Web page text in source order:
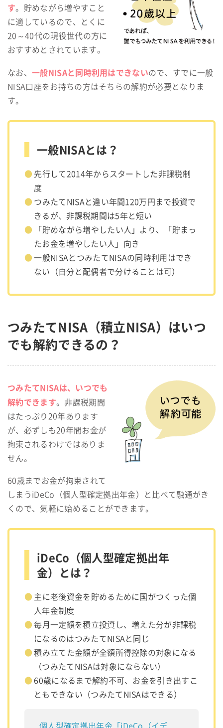
す。貯めながら増やすこと
に適しているので、とくに
20～40代の現役世代の方に
おすすめとされています。
なお、 一般NISAと同時利用はできないので、すでに一般
NISA口座をお持ちの方はそちらの解約が必要となりま
す。
一般NISAとは？
先行して2014年からスタートした非課税制
度
つみたてNISAと違い年間120万円まで投資で
きるが、非課税期間は5年と短い
「貯めながら増やしたい人」より、「貯まっ
たお金を増やしたい人」向き
一般NISAとつみたてNISAの同時利用はでき
ない（自分と配偶者で分けることは可）
つみたてNISA（積立NISA）はいつ
でも解約できるの？
つみたてNISAは、いつでも
解約できます。非課税期間
はたっぷり20年あります
が、必ずしも20年間お金が
拘束されるわけではありま
せん。
60歳までお金が拘束されて
しまうiDeCo（個人型確定拠出年金）と比べて融通がき
くので、気軽に始めることができます。
iDeCo（個人型確定拠出年
金）とは？
主に老後資金を貯めるために国がつくった個
人年金制度
毎月一定額を積立投資し、増えた分が非課税
になるのはつみたてNISAと同じ
積み立てた金額が全額所得控除の対象になる
（つみたてNISAは対象にならない）
60歳になるまで解約不可、お金を引き出すこ
ともできない（つみたてNISAはできる）
個人型確定拠出年金「iDeCo（イデ